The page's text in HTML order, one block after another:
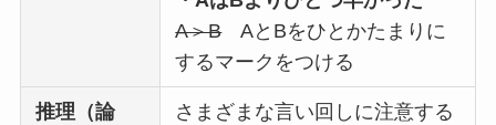
A＞BAとBをひとかたまりに
するマークをつける
推理（論
さまざまな言い回しに注意する